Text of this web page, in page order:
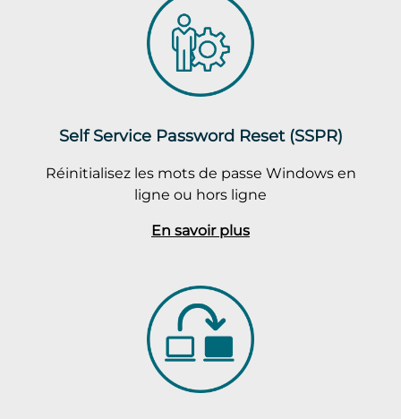
Self Service Password Reset (SSPR)
Réinitialisez les mots de passe Windows en
ligne ou hors ligne
En savoir plus